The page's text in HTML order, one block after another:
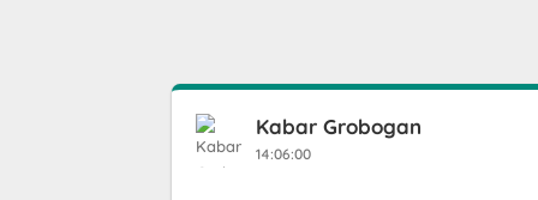
Kabar Grobogan
14:06:00